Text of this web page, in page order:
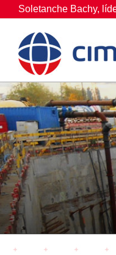
Skip
content
Soletanche Bachy,